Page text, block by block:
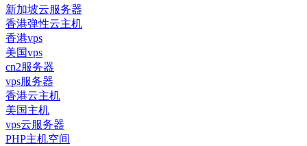
新加坡云服务器
香港弹性云主机
香港vps
美国vps
cn2服务器
vps服务器
香港云主机
美国主机
vps云服务器
PHP主机空间